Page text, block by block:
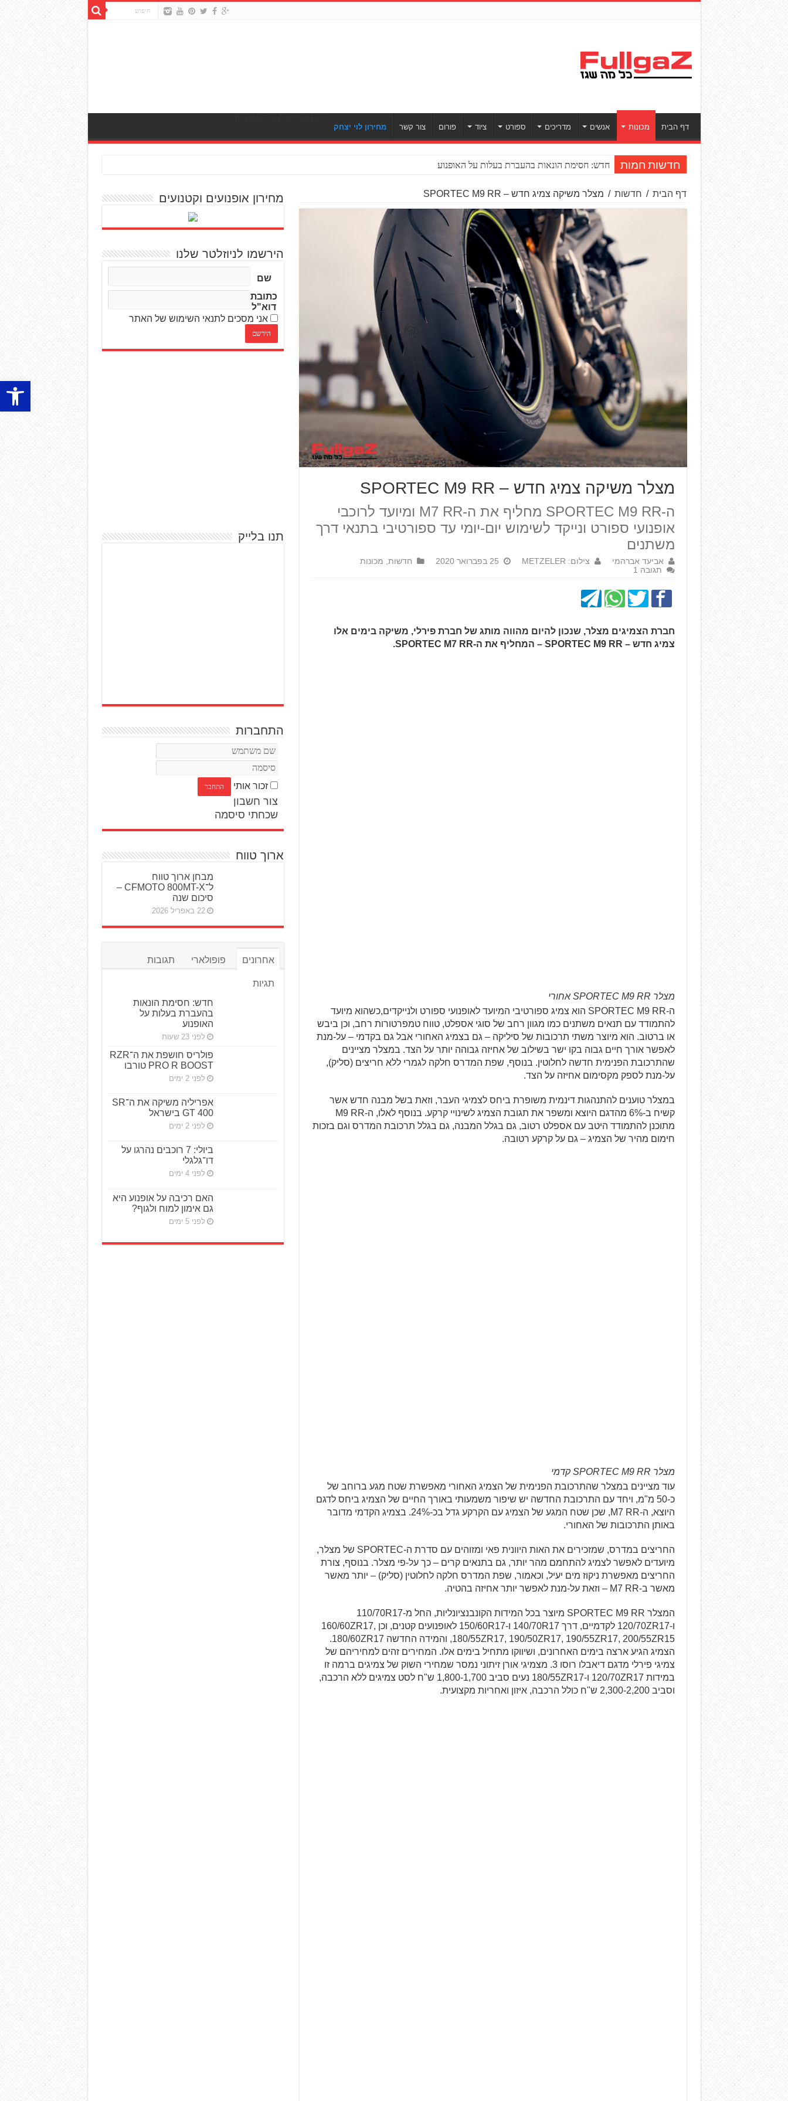
פתח
דף הבית מכונות אנשים מדריכים ספורט ציוד פורום צור קשר מחירון לוי יצחק
חדשות חמות חדש: חסימת הונאות בהעברת בעלות על האופנוע
דף הבית / חדשות / מצלר משיקה צמיג חדש – SPORTEC M9 RR
מצלר משיקה צמיג חדש – SPORTEC M9 RR
ה-SPORTEC M9 RR מחליף את ה-M7 RR ומיועד לרוכבי
אופנועי ספורט ונייקד לשימוש יום-יומי עד ספורטיבי בתנאי דרך
משתנים
אביעד אברהמי צילום: METZELER 25 בפברואר 2020 חדשות, מכונות
תגובה 1
חברת הצמיגים מצלר, שנכון להיום מהווה מותג של חברת פירלי, משיקה בימים אלו
צמיג חדש – SPORTEC M9 RR – המחליף את ה-SPORTEC M7 RR.
מצלר SPORTEC M9 RR אחורי
ה-SPORTEC M9 RR הוא צמיג ספורטיבי המיועד לאופנועי ספורט ולנייקדים,כשהוא מיועד
להתמודד עם תנאים משתנים כמו מגוון רחב של סוגי אספלט, טווח טמפרטורות רחב, וכן ביבש
או ברטוב. הוא מיוצר משתי תרכובות של סיליקה – גם בצמיג האחורי אבל גם בקדמי – על-מנת
לאפשר אורך חיים גבוה בקו ישר בשילוב של אחיזה גבוהה יותר על הצד. במצלר מציינים
שהתרכובת הפנימית חדשה לחלוטין. בנוסף, שפת המדרס חלקה לגמרי ללא חריצים (סליק),
על-מנת לספק מקסימום אחיזה על הצד.
במצלר טוענים להתנהגות דינמית משופרת ביחס לצמיגי העבר, וזאת בשל מבנה חדש אשר
קשיח ב-6% מהדגם היוצא ומשפר את תגובת הצמיג לשינויי קרקע. בנוסף לאלו, ה-M9 RR
מתוכנן להתמודד היטב עם אספלט רטוב, גם בגלל המבנה, גם בגלל תרכובת המדרס וגם בזכות
חימום מהיר של הצמיג – גם על קרקע רטובה.
מצלר SPORTEC M9 RR קדמי
עוד מציינים במצלר שהתרכובת הפנימית של הצמיג האחורי מאפשרת שטח מגע ברוחב של
כ-50 מ"מ, ויחד עם התרכובת החדשה יש שיפור משמעותי באורך החיים של הצמיג ביחס לדגם
היוצא, ה-M7 RR, שכן שטח המגע של הצמיג עם הקרקע גדל בכ-24%. בצמיג הקדמי מדובר
באותן התרכובות של האחורי.
החריצים במדרס, שמזכירים את האות היוונית פאי ומזוהים עם סדרת ה-SPORTEC של מצלר,
מיועדים לאפשר לצמיג להתחמם מהר יותר, גם בתנאים קרים – כך על-פי מצלר. בנוסף, צורת
החריצים מאפשרת ניקוז מים יעיל, וכאמור, שפת המדרס חלקה לחלוטין (סליק) – יותר מאשר
מאשר ב-M7 RR – וזאת על-מנת לאפשר יותר אחיזה בהטיה.
המצלר SPORTEC M9 RR מיוצר בכל המידות הקונבנציונליות, החל מ-110/70R17
ו-120/70ZR17 לקדמיים, דרך 140/70R17 ו-150/60R17 לאופנועים קטנים, וכן 160/60ZR17,
180/55ZR17, 190/50ZR17, 190/55ZR17, 200/55ZR15, והמידה החדשה 180/60ZR17.
הצמיג הגיע ארצה בימים האחרונים, ושיווקו מתחיל בימים אלו. המחירים זהים למחיריהם של
צמיגי פירלי מדגם דיאבלו רוסו 3. מצמיגי אורן זיתוני נמסר שמחירי השוק של צמיגים ברמה זו
במידות 120/70ZR17 ו-180/55ZR17 נעים סביב 1,800-1,700 ש"ח לסט צמיגים ללא הרכבה,
וסביב 2,300-2,200 ש"ח כולל הרכבה, איזון ואחריות מקצועית.
מחירון אופנועים וקטנועים
הירשמו לניוזלטר שלנו
שם
כתובת
דוא"ל
אני מסכים לתנאי השימוש של האתר
תנו בלייק
התחברות
זכור אותי
צור חשבון
שכחתי סיסמה
ארוך טווח
מבחן ארוך טווח
ל־CFMOTO 800MT-X –
סיכום שנה
22 באפריל 2026
אחרונים פופולארי תגובות
תגיות
חדש: חסימת הונאות
בהעברת בעלות על
האופנוע
לפני 23 שעות
פולריס חושפת את ה־RZR
PRO R BOOST טורבו
לפני 2 ימים
אפריליה משיקה את ה־SR
GT 400 בישראל
לפני 2 ימים
ביולי: 7 רוכבים נהרגו על
דו־גלגלי
לפני 4 ימים
האם רכיבה על אופנוע היא
גם אימון למוח ולגוף?
לפני 5 ימים